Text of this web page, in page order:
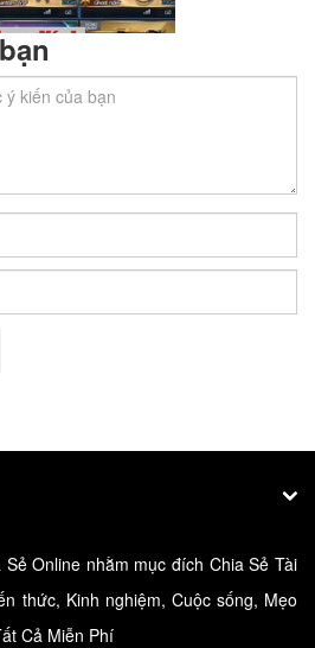
VIP 2022 – Tặng 500+
miễn phí không bị block
bắn súng online tương tự như
những…
Miễn Phí VIP ❤️ Tặng
Online nhằm mục đích Chia Sẻ Tài
thức, Kinh nghiệm, Cuộc sống, Mẹo
Cả Miễn Phí